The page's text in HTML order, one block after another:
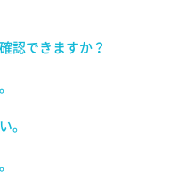
認できますか？
。